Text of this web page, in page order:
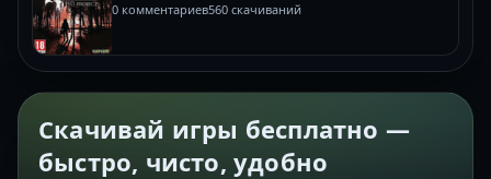
0 комментариев560 скачиваний
Скачивай игры бесплатно —
быстро, чисто, удобно